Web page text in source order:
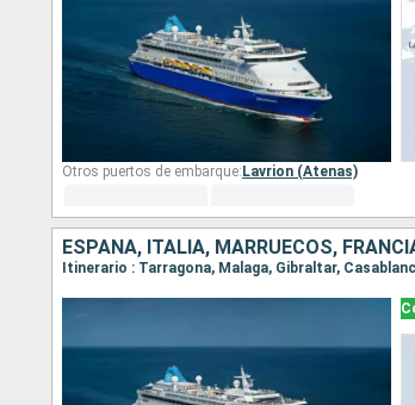
Otros puertos de embarque: Lavrion (Atenas)
ESPAÑA, ITALIA, MARRUECOS,